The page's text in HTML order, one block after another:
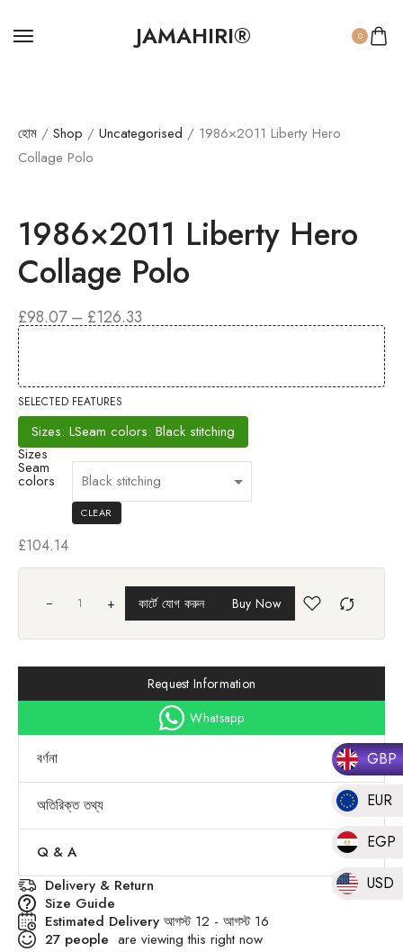
GBP
EUR
EGP
USD
JAMAHIRI® 0
হোম / Shop / Uncategorised / 1986×2011 Liberty Hero
Collage Polo
1986×2011 Liberty Hero
Collage Polo
£98.07 – £126.33
সীমা:
£126.33
SELECTED FEATURES
Sizes: LSeam colors: Black stitching
Sizes
Seam
colors
CLEAR
£104.14
+ কার্টে যোগ করুন Buy Now
Request Information
Whatsapp
বর্ণনা
অতিরিক্ত তথ্য
Q & A
Delivery & Return
Size Guide
Estimated Delivery আগস্ট 12 - আগস্ট 16
27 people are viewing this right now